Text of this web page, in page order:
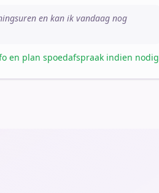
en kan ik vandaag nog
en plan spoedafspraak indien nodig